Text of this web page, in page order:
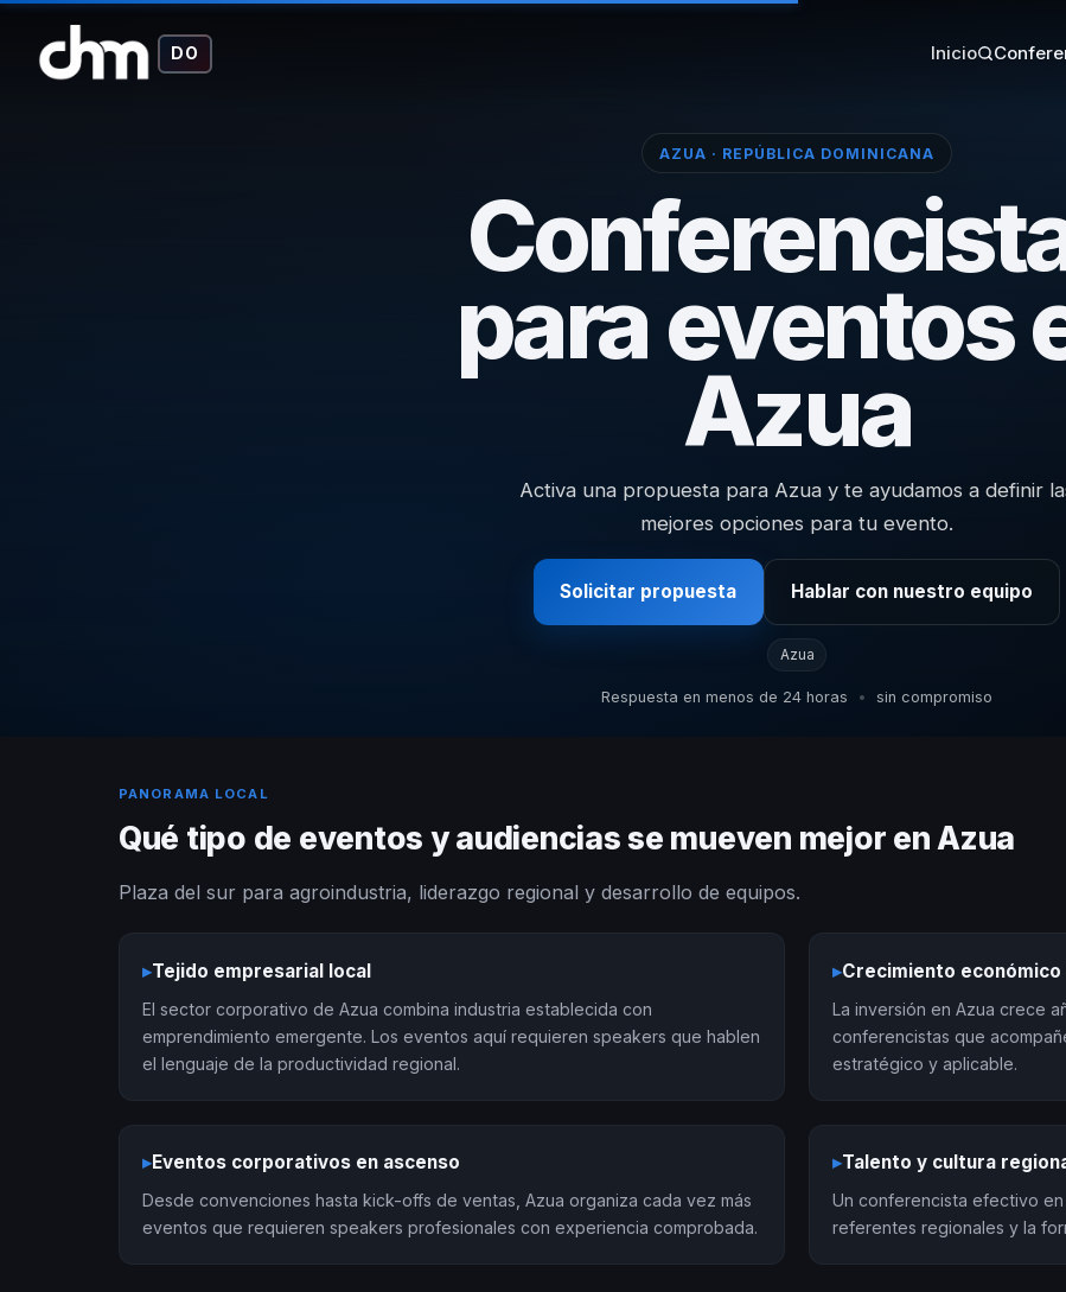
DO Inicio
AZUA · REPÚBLICA DOMINICANA
para eventos
Azua
Activa una propuesta para Azua y te ayudamos a definir
mejores opciones para tu evento.
Solicitar propuesta Hablar con nuestro equipo
Azua
Respuesta en menos de 24 horas • sin compromiso
PANORAMA LOCAL
Qué tipo de eventos y audiencias se mueven mejor en Azua
Plaza del sur para agroindustria, liderazgo regional y desarrollo de equipos.
▸Tejido empresarial local
El sector corporativo de Azua combina industria establecida con
emprendimiento emergente. Los eventos aquí requieren speakers que hablen
el lenguaje de la productividad regional.
▸Crecimiento
La inversión en Azua crece
conferencistas que
estratégico y aplicable.
▸Eventos corporativos en ascenso
Desde convenciones hasta kick-offs de ventas, Azua organiza cada vez más
eventos que requieren speakers profesionales con experiencia comprobada.
▸Talento y cultura
Un conferencista efectivo
referentes regionales y la